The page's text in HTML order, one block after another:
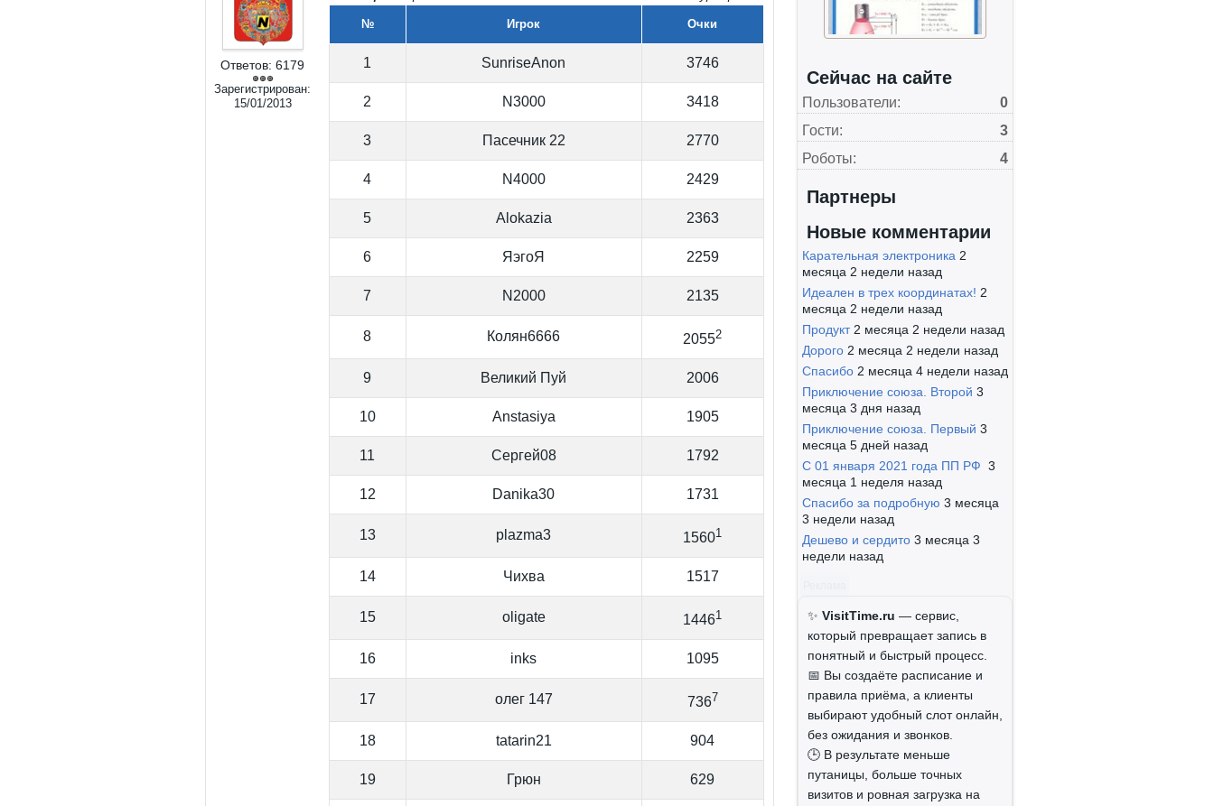
Ответов: 6179
Зарегистрирован:
15/01/2013
№ Игрок Очки
1 SunriseAnon 3746
2 N3000 3418
3 Пасечник 22 2770
4 N4000 2429
5 Alokazia 2363
6 ЯэгоЯ 2259
7 N2000 2135
8 Колян6666 20552
9 Великий Пуй 2006
10 Anstasiya 1905
11 Сергей08 1792
12 Danika30 1731
13 plazma3 15601
14 Чихва 1517
15 oligate 14461
16 inks 1095
17 олег 147 7367
18 tatarin21 904
19 Грюн 629
Сейчас на сайте
Пользователи:
0
Гости:
3
Роботы:
4
Партнеры
Новые комментарии
Карательная электроника 2
месяца 2 недели назад
Идеален в трех координатах! 2
месяца 2 недели назад
Продукт 2 месяца 2 недели назад
Дорого 2 месяца 2 недели назад
Спасибо 2 месяца 4 недели назад
Приключение союза. Второй 3
месяца 3 дня назад
Приключение союза. Первый 3
месяца 5 дней назад
C 01 января 2021 года ПП РФ 3
месяца 1 неделя назад
Спасибо за подробную 3 месяца
3 недели назад
Дешево и сердито 3 месяца 3
недели назад
✨ VisitTime.ru — сервис,
который превращает запись в
понятный и быстрый процесс.
📅 Вы создаёте расписание и
правила приёма, а клиенты
выбирают удобный слот онлайн,
без ожидания и звонков.
🕒 В результате меньше
путаницы, больше точных
визитов и ровная загрузка на